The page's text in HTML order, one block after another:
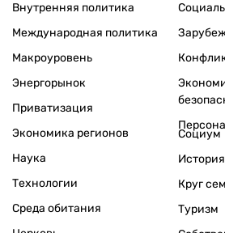
Внутренняя политика
Международная политика
Макроуровень
Энергорынок
Приватизация
Экономика регионов
Наука
Технологии
Среда обитания
Социум
История
Круг
Туризм